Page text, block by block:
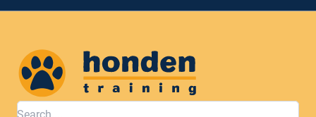
Honden training